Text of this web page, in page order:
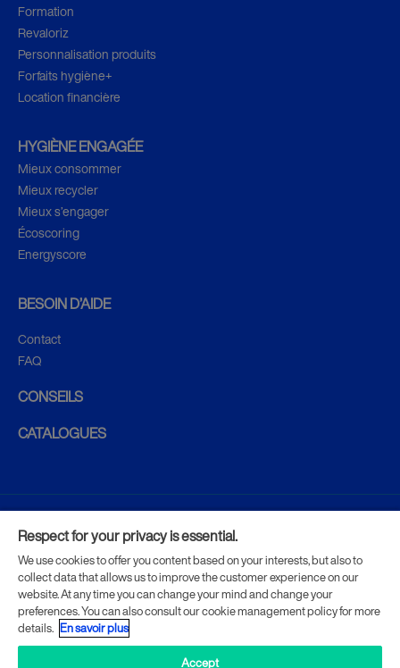
Formation
Revaloriz
Personnalisation produits
Forfaits hygiène+
Location financière
HYGIÈNE ENGAGÉE
Mieux consommer
Mieux recycler
Mieux s’engager
Écoscoring
Energyscore
BESOIN D’AIDE
Contact
FAQ
CONSEILS
CATALOGUES
CGV
Mentions légales
Données personnelles
Respect for your privacy is essential.
We use cookies to offer you content based on your interests, but also to
collect data that allows us to improve the customer experience on our
website. At any time you can change your mind and change your
preferences. You can also consult our cookie management policy for more
details. En savoir plus
Accept